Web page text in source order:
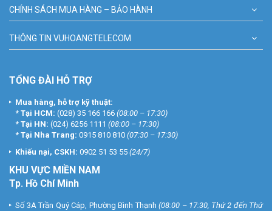
CHÍNH SÁCH MUA HÀNG – BẢO HÀNH
THÔNG TIN VUHOANGTELECOM
TỔNG ĐÀI HỖ TRỢ
Mua hàng, hỗ trợ kỹ thuật:
* Tại HCM: (028) 35 166 166 (08:00 – 17:30)
* Tại HN: (024) 6256 1111 (08:00 – 17:30)
* Tại Nha Trang: 0915 810 810 (07:30 – 17:30)
Khiếu nại, CSKH: 0902 51 53 55 (24/7)
KHU VỰC MIỀN NAM
Tp. Hồ Chí Minh
Số 3A Trần Quý Cáp, Phường Bình Thạnh (08:00 – 17:30, Thứ 2 đến Thứ